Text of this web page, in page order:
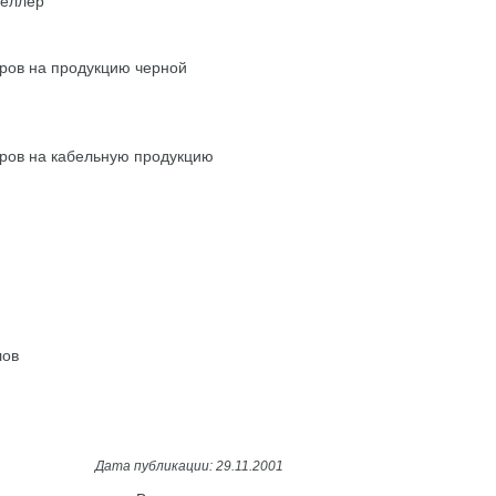
на продукцию черной
на кабельную продукцию